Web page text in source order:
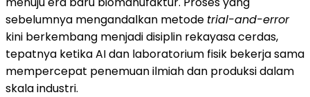
sebelumnya mengandalkan metode trial-and-error
kini berkembang menjadi disiplin rekayasa cerdas,
tepatnya ketika AI dan laboratorium fisik bekerja sama
mempercepat penemuan ilmiah dan produksi dalam
skala industri.